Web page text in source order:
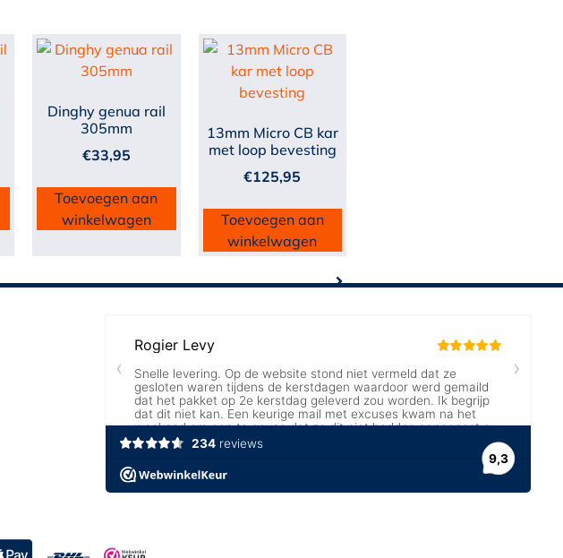
Dinghy genua rail
305mm
€33,95
Toevoegen aan
winkelwagen
13mm Micro CB kar
met loop bevesting
€125,95
Toevoegen aan
winkelwagen